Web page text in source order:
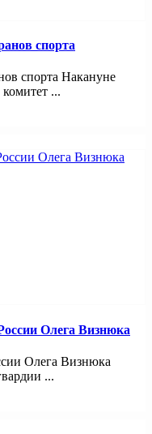
спорта
спорта Накануне
...
Олега Визнюка
Олега Визнюка
...